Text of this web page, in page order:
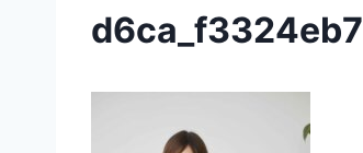
d6ca_f3324eb7